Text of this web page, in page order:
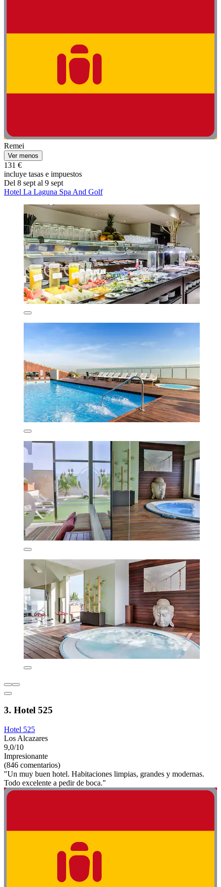
Remei
Ver menos
131 €
incluye tasas e impuestos
Del 8 sept al 9 sept
Hotel La Laguna Spa And Golf
3. Hotel 525
Hotel 525
Los Alcazares
9,0/10
Impresionante
(846 comentarios)
"Un muy buen hotel. Habitaciones limpias, grandes y modernas.
Todo excelente a pedir de boca."